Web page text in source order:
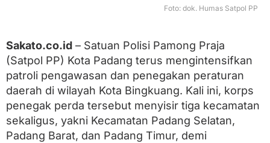
g
T
r
t
i
b
k
a
Foto: dok. Humas Satpol PP
Sakato.co.id – Satuan Polisi Pamong Praja
(Satpol PP) Kota Padang terus mengintensifkan
patroli pengawasan dan penegakan peraturan
daerah di wilayah Kota Bingkuang. Kali ini, korps
penegak perda tersebut menyisir tiga kecamatan
sekaligus, yakni Kecamatan Padang Selatan,
Padang Barat, dan Padang Timur, demi